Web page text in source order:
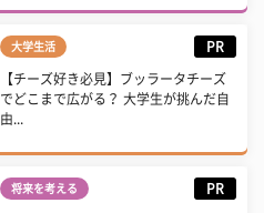
大学生活 PR
【チーズ好き必見】ブッラータチーズ
でどこまで広がる？ 大学生が挑んだ自
由...
将来を考える PR